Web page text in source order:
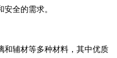
全的需求。
和辅材等多种材料，其中优质